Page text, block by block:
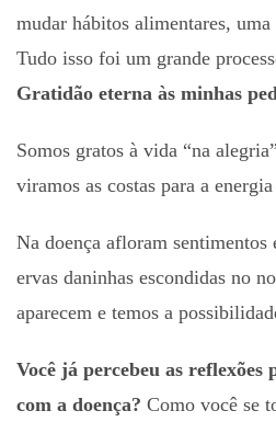
mudar hábitos alimentares,
Tudo isso foi um grande
Gratidão eterna às minhas
Somos gratos à vida “na
viramos as costas para a
Na doença afloram sentimentos
ervas daninhas escondidas no
aparecem e temos a
Você já percebeu as reflexões
com a doença? Como você se